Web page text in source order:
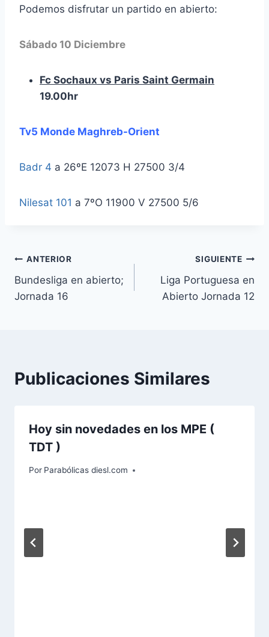
Podemos disfrutar un partido en abierto:
Sábado 10 Diciembre
Fc Sochaux vs Paris Saint Germain
19.00hr
Tv5 Monde Maghreb-Orient
Badr 4 a 26ºE 12073 H 27500 3/4
Nilesat 101 a 7ºO 11900 V 27500 5/6
Navegación
de
ANTERIOR
Bundesliga en abierto;
Jornada 16
SIGUIENTE
Liga Portuguesa en
Abierto Jornada 12
Publicaciones Similares
Hoy sin novedades en los MPE (
TDT )
Por Parabólicas diesl.com